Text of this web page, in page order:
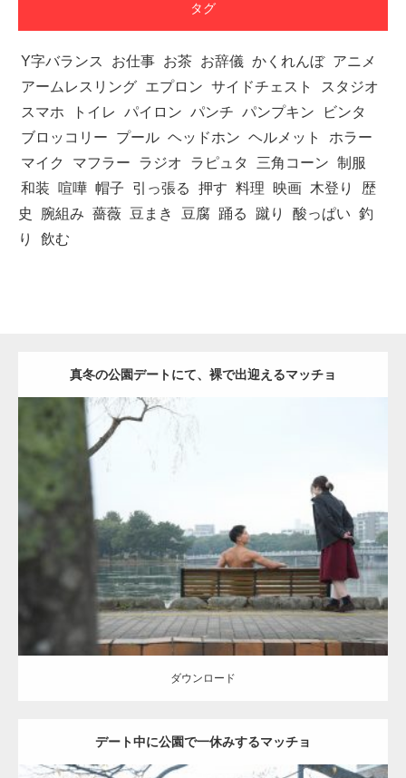
タグ
Y字バランス お仕事 お茶 お辞儀 かくれんぼ アニメ
アームレスリング エプロン サイドチェスト
スタジオ
スマホ
トイレ パイロン パンチ パンプキン
ビンタ
ブロッコリー
プール ヘッドホン ヘルメット
ホラー
マイク
マフラー ラジオ ラピュタ 三角コーン 制服
和装
喧嘩 帽子 引っ張る 押す 料理 映画 木登り
歴
史
腕組み 薔薇 豆まき 豆腐 踊る 蹴り 酸っぱい 釣
り
飲む
真冬の公園デートにて、裸で出迎えるマッチョ
公園のマッチョ AKIHITO(細マッチョ) 背中
ダウンロード
ダウンロード
デート中に公園で一休みするマッチョ